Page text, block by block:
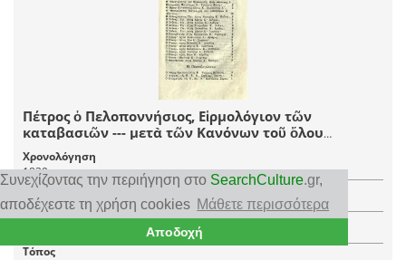
Συνεχίζοντας την περιήγηση στο SearchCulture.gr,
αποδέχεστε τη χρήση cookies Μάθετε περισσότερα
Αποδοχή
Πέτρος ὁ Πελοποννήσιος, Εἱρμολόγιον τῶν
καταβασιῶν --- μετὰ τῶν Κανόνων τοῦ ὅλου
ἐνιαυτοῦ καὶ συντόμου Εἱρμολογίου ---
ἐπιθεωρηθέντα --- παρὰ Ἰωάννου Λαμαπδαρίου Νῦν
δεύτερον ἐκδοθὲν ---, Κωνσταντινούπολη, Ἐκ τῆς τοῦ
Παναγίου Τάφου Τυπογραφίας, 1839.
Χρονολόγηση
1839
Τύπος τεκμηρίου
Κατάλογος
Δημιουργός
Πέτρος ο Πελοποννήσιος
Τόπος